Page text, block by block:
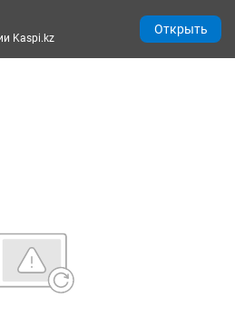
Kaspi.kz
Открыть